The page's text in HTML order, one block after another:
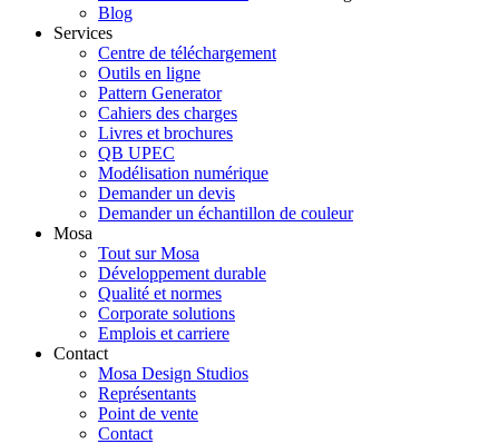
Blog
Services
Centre de téléchargement
Outils en ligne
Pattern Generator
Cahiers des charges
Livres et brochures
QB UPEC
Modélisation numérique
Demander un devis
Demander un échantillon de couleur
Mosa
Tout sur Mosa
Développement durable
Qualité et normes
Corporate solutions
Emplois et carriere
Contact
Mosa Design Studios
Représentants
Point de vente
Contact